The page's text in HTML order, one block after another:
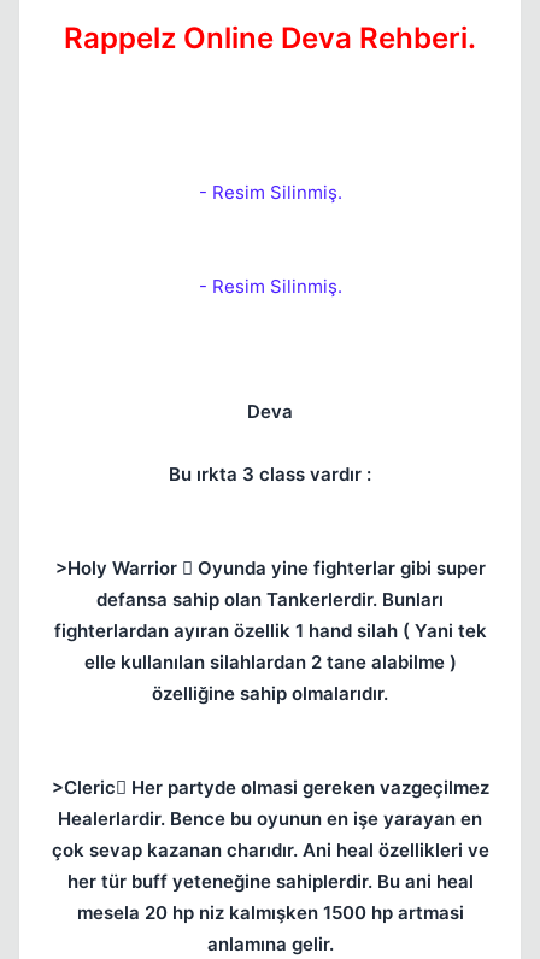
Rappelz Online Deva Rehberi.
- Resim Silinmiş.
- Resim Silinmiş.
Deva
Bu ırkta 3 class vardır :
>Holy Warrior  Oyunda yine fighterlar gibi super
defansa sahip olan Tankerlerdir. Bunları
fighterlardan ayıran özellik 1 hand silah ( Yani tek
elle kullanılan silahlardan 2 tane alabilme )
özelliğine sahip olmalarıdır.
>Cleric Her partyde olmasi gereken vazgeçilmez
Healerlardir. Bence bu oyunun en işe yarayan en
çok sevap kazanan charıdır. Ani heal özellikleri ve
her tür buff yeteneğine sahiplerdir. Bu ani heal
mesela 20 hp niz kalmışken 1500 hp artmasi
anlamına gelir.